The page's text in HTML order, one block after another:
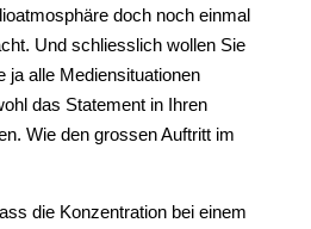
doch noch einmal
Und schliesslich wollen Sie
ja alle Mediensituationen
das Statement in Ihren
Wie den grossen Auftritt im
die Konzentration bei einem